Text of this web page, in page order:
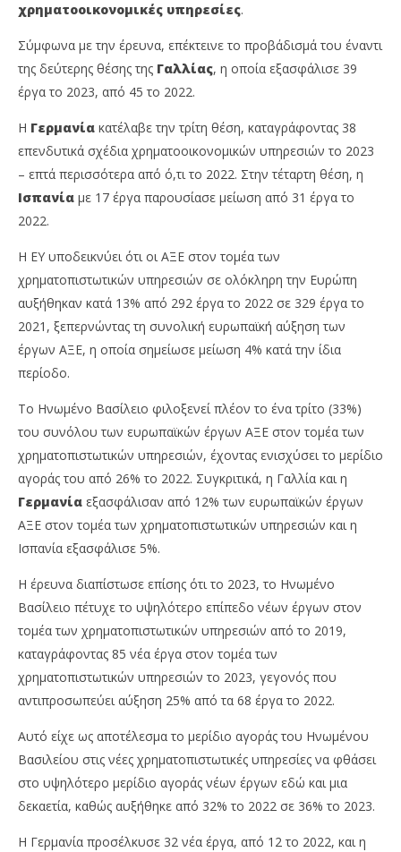
2024
Insurance
News
Team
χρηματοοικονομικές υπηρεσίες.
Σύμφωνα με την έρευνα, επέκτεινε το προβάδισμά του έναντι
της δεύτερης θέσης της Γαλλίας, η οποία εξασφάλισε 39
έργα το 2023, από 45 το 2022.
Η Γερμανία κατέλαβε την τρίτη θέση, καταγράφοντας 38
επενδυτικά σχέδια χρηματοοικονομικών υπηρεσιών το 2023
– επτά περισσότερα από ό,τι το 2022. Στην τέταρτη θέση, η
Ισπανία με 17 έργα παρουσίασε μείωση από 31 έργα το
2022.
Η EY υποδεικνύει ότι οι ΑΞΕ στον τομέα των
χρηματοπιστωτικών υπηρεσιών σε ολόκληρη την Ευρώπη
αυξήθηκαν κατά 13% από 292 έργα το 2022 σε 329 έργα το
2021, ξεπερνώντας τη συνολική ευρωπαϊκή αύξηση των
έργων ΑΞΕ, η οποία σημείωσε μείωση 4% κατά την ίδια
περίοδο.
Το Ηνωμένο Βασίλειο φιλοξενεί πλέον το ένα τρίτο (33%)
του συνόλου των ευρωπαϊκών έργων ΑΞΕ στον τομέα των
χρηματοπιστωτικών υπηρεσιών, έχοντας ενισχύσει το μερίδιο
αγοράς του από 26% το 2022. Συγκριτικά, η Γαλλία και η
Γερμανία εξασφάλισαν από 12% των ευρωπαϊκών έργων
ΑΞΕ στον τομέα των χρηματοπιστωτικών υπηρεσιών και η
Ισπανία εξασφάλισε 5%.
Η έρευνα διαπίστωσε επίσης ότι το 2023, το Ηνωμένο
Βασίλειο πέτυχε το υψηλότερο επίπεδο νέων έργων στον
τομέα των χρηματοπιστωτικών υπηρεσιών από το 2019,
καταγράφοντας 85 νέα έργα στον τομέα των
χρηματοπιστωτικών υπηρεσιών το 2023, γεγονός που
αντιπροσωπεύει αύξηση 25% από τα 68 έργα το 2022.
Αυτό είχε ως αποτέλεσμα το μερίδιο αγοράς του Ηνωμένου
Βασιλείου στις νέες χρηματοπιστωτικές υπηρεσίες να φθάσει
στο υψηλότερο μερίδιο αγοράς νέων έργων εδώ και μια
δεκαετία, καθώς αυξήθηκε από 32% το 2022 σε 36% το 2023.
H Γερμανία προσέλκυσε 32 νέα έργα, από 12 το 2022, και η